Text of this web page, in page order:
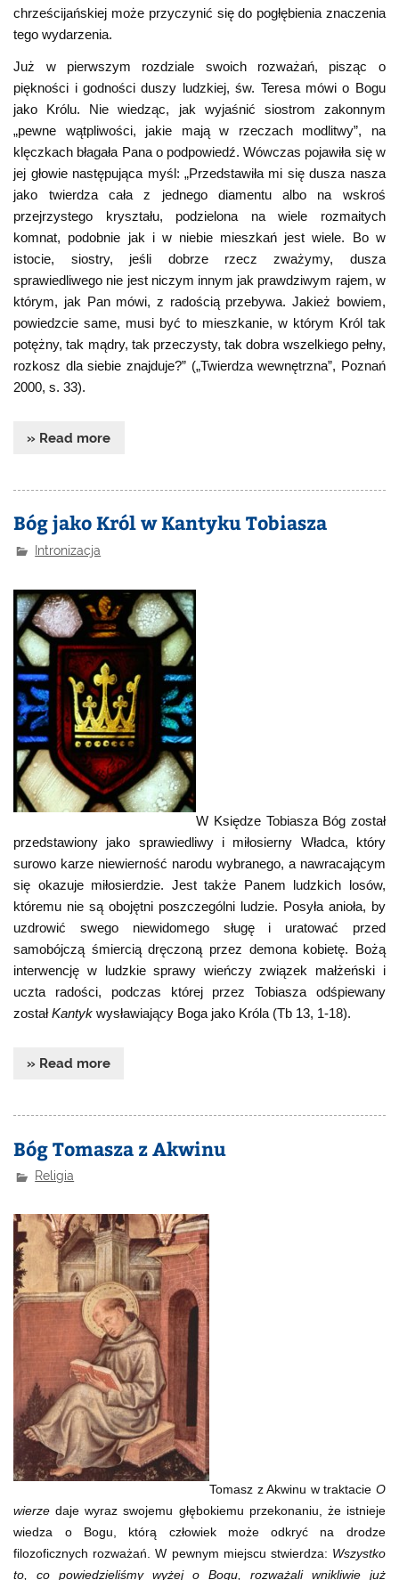
chrześcijańskiej może przyczynić się do pogłębienia znaczenia
tego wydarzenia.
Już w pierwszym rozdziale swoich rozważań, pisząc o
piękności i godności duszy ludzkiej, św. Teresa mówi o Bogu
jako Królu. Nie wiedząc, jak wyjaśnić siostrom zakonnym
„pewne wątpliwości, jakie mają w rzeczach modlitwy”, na
klęczkach błagała Pana o podpowiedź. Wówczas pojawiła się w
jej głowie następująca myśl: „Przedstawiła mi się dusza nasza
jako twierdza cała z jednego diamentu albo na wskroś
przejrzystego kryształu, podzielona na wiele rozmaitych
komnat, podobnie jak i w niebie mieszkań jest wiele. Bo w
istocie, siostry, jeśli dobrze rzecz zważymy, dusza
sprawiedliwego nie jest niczym innym jak prawdziwym rajem, w
którym, jak Pan mówi, z radością przebywa. Jakież bowiem,
powiedzcie same, musi być to mieszkanie, w którym Król tak
potężny, tak mądry, tak przeczysty, tak dobra wszelkiego pełny,
rozkosz dla siebie znajduje?” („Twierdza wewnętrzna”, Poznań
2000, s. 33).
» Read more
Bóg jako Król w Kantyku Tobiasza
Intronizacja
W Księdze Tobiasza Bóg został
przedstawiony jako sprawiedliwy i miłosierny Władca, który
surowo karze niewierność narodu wybranego, a nawracającym
się okazuje miłosierdzie. Jest także Panem ludzkich losów,
któremu nie są obojętni poszczególni ludzie. Posyła anioła, by
uzdrowić swego niewidomego sługę i uratować przed
samobójczą śmiercią dręczoną przez demona kobietę. Bożą
interwencję w ludzkie sprawy wieńczy związek małżeński i
uczta radości, podczas której przez Tobiasza odśpiewany
zostałKantyk wysławiający Boga jako Króla (Tb 13, 1-18).
» Read more
Bóg Tomasza z Akwinu
Religia
Tomasz z Akwinu w traktacie O
wierze daje wyraz swojemu głębokiemu przekonaniu, że istnieje
wiedza o Bogu, którą człowiek może odkryć na drodze
filozoficznych rozważań. W pewnym miejscu stwierdza: Wszystko
to, co powiedzieliśmy wyżej o Bogu, rozważali wnikliwie już